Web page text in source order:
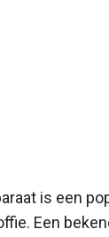
is een
Een